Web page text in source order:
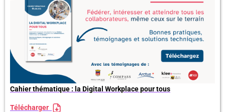
Cahier thématique : la Digital Workplace pour tous
Télécharger